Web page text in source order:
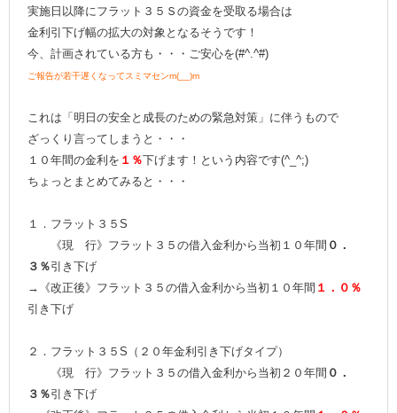
実施日以降にフラット３５Ｓの資金を受取る場合は
金利引下げ幅の拡大の対象となるそうです！
今、計画されている方も・・・ご安心を(#^.^#)
ご報告が若干遅くなってスミマセンm(__)m
これは「明日の安全と成長のための緊急対策」に伴うもので
ざっくり言ってしまうと・・・
１０年間の金利を １％下げます！という内容です(^_^;)
ちょっとまとめてみると・・・
１．フラット３５S
《現 行》フラット３５の借入金利から当初１０年間 ０．
３％引き下げ
→《改正後》フラット３５の借入金利から当初１０年間 １．０％
引き下げ
２．フラット３５S（２０年金利引き下げタイプ）
《現 行》フラット３５の借入金利から当初２０年間 ０．
３％引き下げ